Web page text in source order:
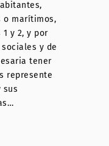
o marítimos,
y 2, y por
y de
tener
represente
sus